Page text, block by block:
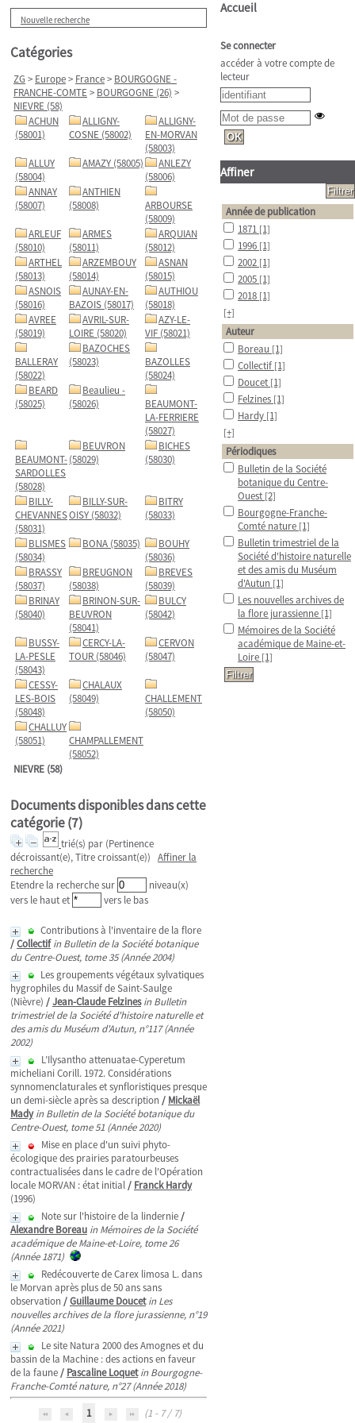
Nouvelle recherche
Catégories
ZG > Europe> France> BOURGOGNE -
FRANCHE-COMTE> BOURGOGNE (26) >
NIEVRE (58)
ACHUN
(58001)
ALLIGNY-
COSNE (58002)
ALLIGNY-
EN-MORVAN
(58003)
ALLUY
(58004)
AMAZY (58005)
ANLEZY
(58006)
ANNAY
(58007)
ANTHIEN
(58008)
ARBOURSE
(58009)
ARLEUF
(58010)
ARMES
(58011)
ARQUIAN
(58012)
ARTHEL
(58013)
ARZEMBOUY
(58014)
ASNAN
(58015)
ASNOIS
(58016)
AUNAY-EN-
BAZOIS (58017)
AUTHIOU
(58018)
AVREE
(58019)
AVRIL-SUR-
LOIRE (58020)
AZY-LE-
VIF (58021)
BALLERAY
(58022)
BAZOCHES
(58023)
BAZOLLES
(58024)
BEARD
(58025)
Beaulieu -
(58026)
BEAUMONT-
LA-FERRIERE
(58027)
BEAUMONT-
SARDOLLES
(58028)
BEUVRON
(58029)
BICHES
(58030)
BILLY-
CHEVANNES
(58031)
BILLY-SUR-
OISY (58032)
BITRY
(58033)
BLISMES
(58034)
BONA (58035)
BOUHY
(58036)
BRASSY
(58037)
BREUGNON
(58038)
BREVES
(58039)
BRINAY
(58040)
BRINON-SUR-
BEUVRON
(58041)
BULCY
(58042)
BUSSY-
LA-PESLE
(58043)
CERCY-LA-
TOUR (58046)
CERVON
(58047)
CESSY-
LES-BOIS
(58048)
CHALAUX
(58049)
CHALLEMENT
(58050)
CHALLUY
(58051)
CHAMPALLEMENT
(58052)
NIEVRE (58)
Documents disponibles dans cette
catégorie (7)
trié(s) par (Pertinence
décroissant(e), Titre croissant(e)) Affiner la
recherche
Etendre la recherche sur
niveau(x)
vers le haut et
vers le bas
Contributions à l'inventaire de la flore
/Collectif in Bulletin de la Société botanique
du Centre-Ouest, tome 35 (Année 2004)
Les groupements végétaux sylvatiques
hygrophiles du Massif de Saint-Saulge
(Nièvre) /Jean-Claude Felzines in Bulletin
trimestriel de la Société d'histoire naturelle et
des amis du Muséum d'Autun, n°117 (Année
2002)
L’Ilysantho attenuatae-Cyperetum
micheliani Corill. 1972. Considérations
synnomenclaturales et synfloristiques presque
un demi-siècle après sa description / Mickaël
Mady in Bulletin de la Société botanique du
Centre-Ouest, tome 51 (Année 2020)
Mise en place d'un suivi phyto-
écologique des prairies paratourbeuses
contractualisées dans le cadre de l'Opération
locale MORVAN : état initial/ Franck Hardy
(1996)
Note sur l'histoire de la lindernie/
Alexandre Boreau in Mémoires de la Société
académique de Maine-et-Loire, tome 26
(Année 1871)
Redécouverte de Carex limosa L. dans
le Morvan après plus de 50 ans sans
observation /Guillaume Doucet in Les
nouvelles archives de la flore jurassienne, n°19
(Année 2021)
Le site Natura 2000 des Amognes et du
bassin de la Machine : des actions en faveur
de la faune/ Pascaline Loquet in Bourgogne-
Franche-Comté nature, n°27 (Année 2018)
1
(1 - 7 / 7)
Accueil
Se connecter
accéder à votre compte de
lecteur
Affiner
Année de publication
1871 [1]
1996 [1]
2002 [1]
2005 [1]
2018 [1]
[+]
Auteur
Boreau [1]
Collectif [1]
Doucet [1]
Felzines [1]
Hardy [1]
[+]
Périodiques
Bulletin de la Société
botanique du Centre-
Ouest [2]
Bourgogne-Franche-
Comté nature [1]
Bulletin trimestriel de la
Société d'histoire naturelle
et des amis du Muséum
d'Autun [1]
Les nouvelles archives de
la flore jurassienne [1]
Mémoires de la Société
académique de Maine-et-
Loire [1]